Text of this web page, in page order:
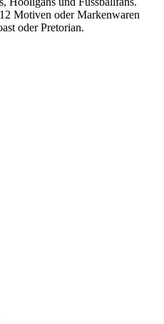
Motiven oder Markenwaren
oder Pretorian.